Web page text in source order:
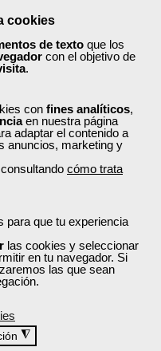
cookies
de texto que los
con el objetivo de
.
con fines analíticos,
en nuestra página
adaptar el contenido a
anuncios, marketing y
cómo trata
para que tu experiencia
las cookies y seleccionar
en tu navegador. Si
las que sean
◮
sobre la
sobre nuestra
y ventajas